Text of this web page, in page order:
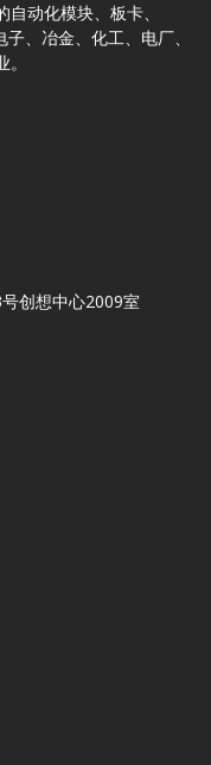
动化模块、板卡、
、冶金、化工、电厂、
创想中心2009室